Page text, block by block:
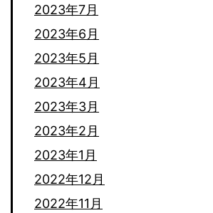
2023年7月
2023年6月
2023年5月
2023年4月
2023年3月
2023年2月
2023年1月
2022年12月
2022年11月